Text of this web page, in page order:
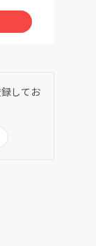
してお